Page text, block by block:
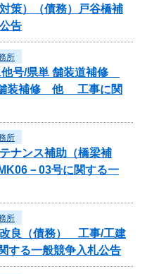
策）（債務）戸谷橋補
告
所
他号/県単 舗装道補修
舗装補修 他 工事に関
所
ナンス補助（橋梁補
－03号に関する一
所
良（債務） 工事/工建
する一般競争入札公告